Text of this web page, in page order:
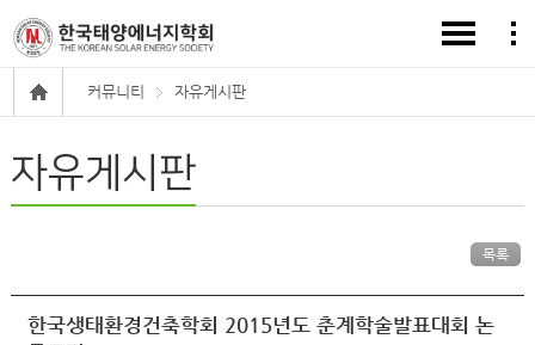
커뮤니티 자유게시판
자유게시판
목록
한국생태환경건축학회 2015년도 춘계학술발표대회 논